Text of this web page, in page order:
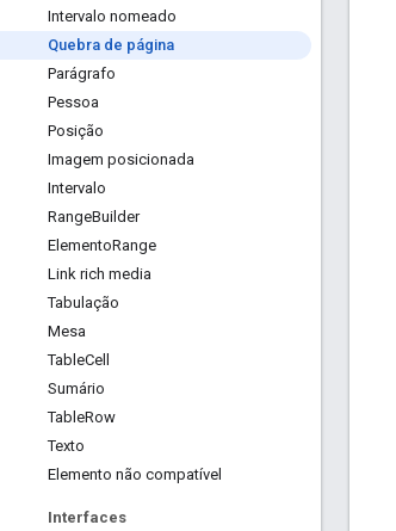
Intervalo nomeado
Quebra de página
Parágrafo
Pessoa
Posição
Imagem posicionada
Intervalo
RangeBuilder
ElementoRange
Link rich media
Tabulação
Mesa
TableCell
Sumário
TableRow
Texto
Elemento não compatível
Interfaces